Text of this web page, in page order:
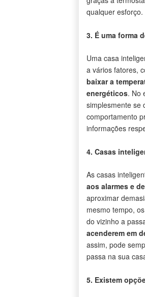
qualquer
3. É uma forma
Uma casa
a vários fatores,
baixar a
energéticos. No
simplesmente se
comportamento
informações
4. Casas
As casas
aos alarmes e
aproximar
mesmo tempo,
do vizinho a
acenderem em
assim, pode
passa na sua
5. Existem